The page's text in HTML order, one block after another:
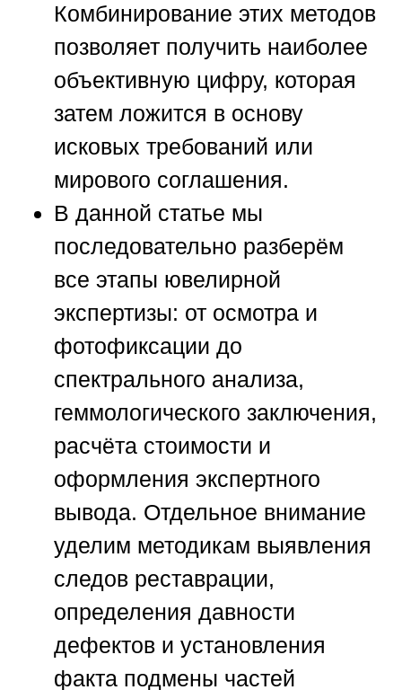
Комбинирование этих методов
позволяет получить наиболее
объективную цифру, которая
затем ложится в основу
исковых требований или
мирового соглашения.
В данной статье мы
последовательно разберём
все этапы ювелирной
экспертизы: от осмотра и
фотофиксации до
спектрального анализа,
геммологического заключения,
расчёта стоимости и
оформления экспертного
вывода. Отдельное внимание
уделим методикам выявления
следов реставрации,
определения давности
дефектов и установления
факта подмены частей